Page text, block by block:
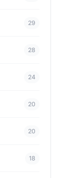
29
28
24
20
20
18